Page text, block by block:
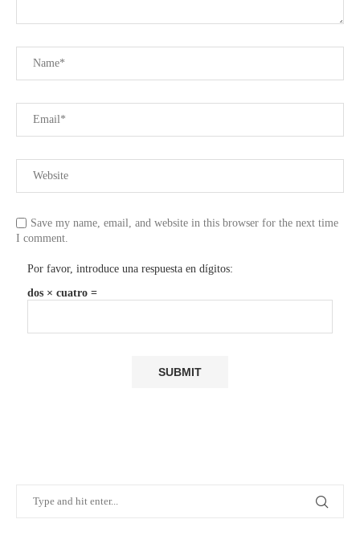
Save my name, email, and website in this browser for the next time
I comment.
Por favor, introduce una respuesta en dígitos:
dos × cuatro =